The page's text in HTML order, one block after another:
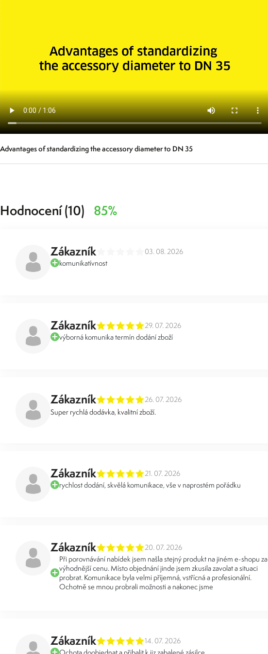
Advantages of standardizing the accessory diameter to DN 35
Hodnocení (10) 85%
Zákazník 03. 08. 2026
komunikatívnost
Zákazník 29. 07. 2026
výborná komunika termín dodání zboží
Zákazník 26. 07. 2026
Super rychlá dodávka, kvalitní zboží.
Zákazník 21. 07. 2026
rychlost dodání, skvělá komunikace, vše v naprostém pořádku
Zákazník 20. 07. 2026
Při porovnávání nabídek jsem našla stejný produkt na jiném e-shopu za
výhodnější cenu. Místo objednání jinde jsem zkusila zavolat a situaci
probrat. Komunikace byla velmi příjemná, vstřícná a profesionální.
Ochotně se mnou probrali možnosti a nakonec jsme
Zákazník 14. 07. 2026